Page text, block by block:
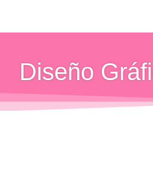
contenido
Diseño